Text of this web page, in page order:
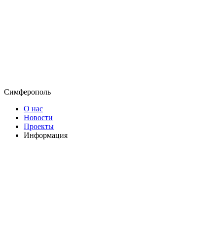
Симферополь
О нас
Новости
Проекты
Информация